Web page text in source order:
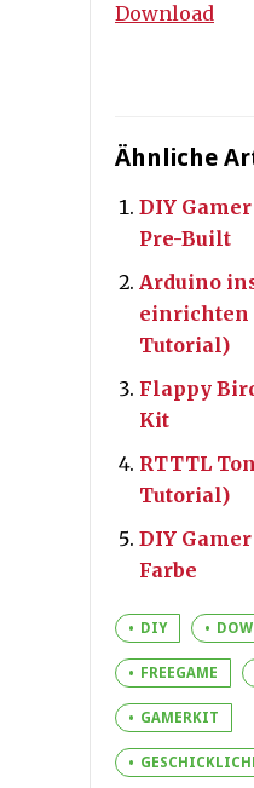
Download
Ähnliche
DIY
Pre-Built
Arduino
einrichten
Tutorial)
Flappy
Kit
RTTTL
Tutorial)
DIY
Farbe
DIY
FREEGAME
GAMERKIT